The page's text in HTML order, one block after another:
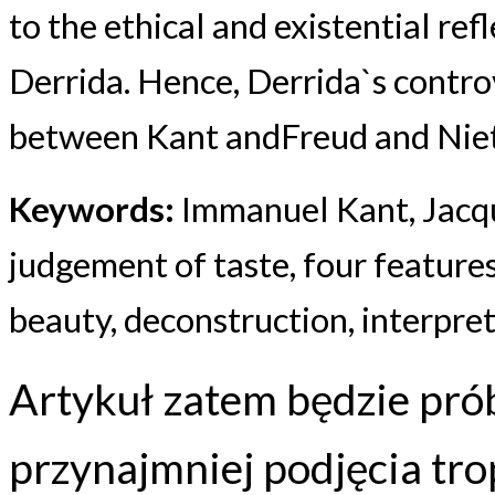
to the ethical and existential
Derrida. Hence, Derrida`s
between Kant andFreud and
Keywords: Immanuel Kant,
judgement of taste, four
beauty, deconstruction,
Artykuł zatem będzie
przynajmniej podjęcia